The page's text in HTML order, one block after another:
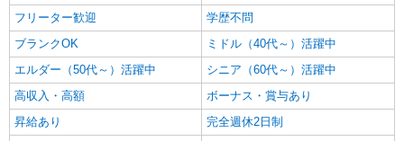
フリーター歓迎
学歴不問
ブランクOK
ミドル（40代～）活躍中
エルダー（50代～）活躍中
シニア（60代～）活躍中
高収入・高額
ボーナス・賞与あり
昇給あり
完全週休2日制